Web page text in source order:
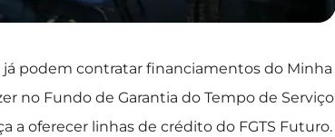
já podem contratar financiamentos do Minha
no Fundo de Garantia do Tempo de Serviço
a oferecer linhas de crédito do FGTS Futuro.